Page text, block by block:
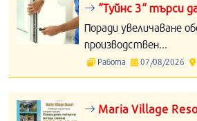
“Туйнс 3“ търси
Поради увеличаване
производствен...
Работа 07/08/2026
Maria Village